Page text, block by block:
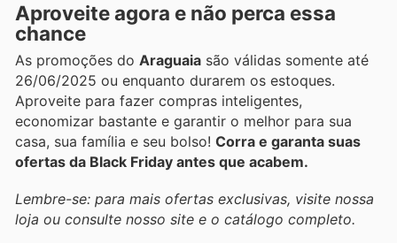
Aproveite agora e não perca essa
chance
As promoções do Araguaia são válidas somente até
26/06/2025 ou enquanto durarem os estoques.
Aproveite para fazer compras inteligentes,
economizar bastante e garantir o melhor para sua
casa, sua família e seu bolso! Corra e garanta suas
ofertas da Black Friday antes que acabem.
Lembre-se: para mais ofertas exclusivas, visite nossa
loja ou consulte nosso site e o catálogo completo.